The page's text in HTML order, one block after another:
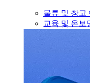
물류 및 창고
교육 및 온보